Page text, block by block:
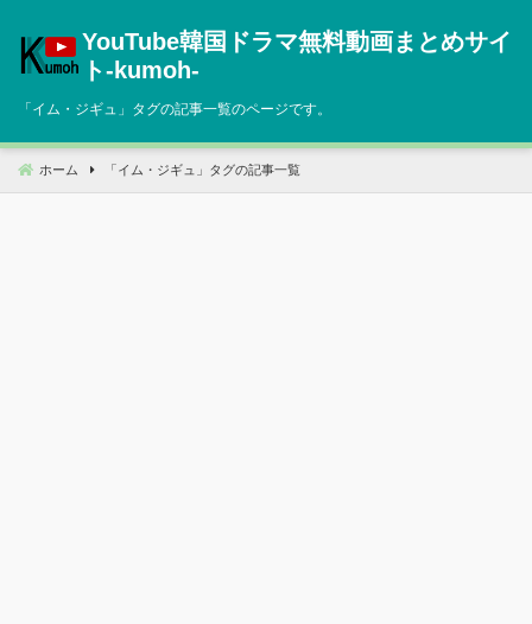
へ
動
YouTube韓国ドラマ無料動画まとめサイ
ト‐kumoh‐
「イム・ジギュ 」タグの記事一覧のページです。
ホーム 「 イム・ジギュ 」タグの記事一覧